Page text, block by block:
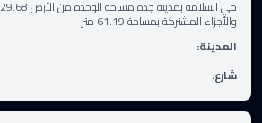
والأجزاء المشتركة بمساحة 61.19 متر
المدينة:
شارع: